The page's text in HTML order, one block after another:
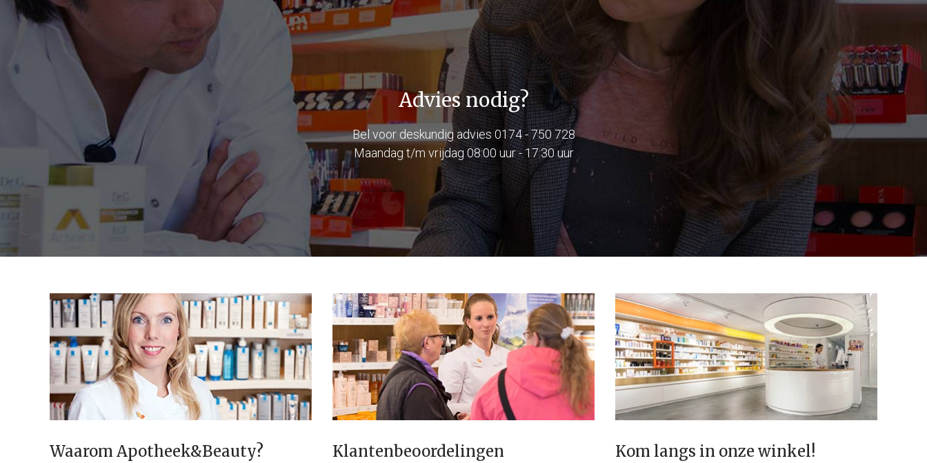
Advies nodig?
Bel voor deskundig advies 0174 - 750 728
Maandag t/m vrijdag 08:00 uur - 17:30 uur
Waarom Apotheek&Beauty? Klanten­beoordelingen Kom langs in onze winkel!